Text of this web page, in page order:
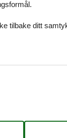
8B, 2.th -DK-
tilbake ditt